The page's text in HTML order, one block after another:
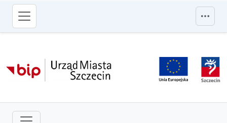
przejdź do głównego menu